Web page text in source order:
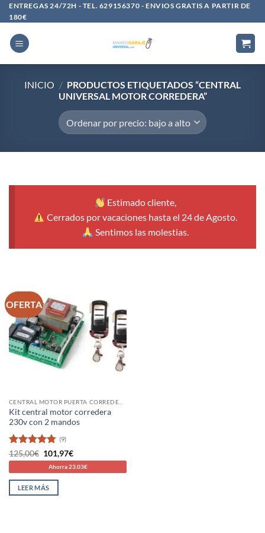
Saltar
al
contenido
ENTREGAS 24/72H - TEL. 629156370 - ENVIOS GRATIS A PARTIR DE
180€
INICIO / PRODUCTOS ETIQUETADOS “CENTRAL
UNIVERSAL MOTOR CORREDERA”
Estimado cliente,
Cerrados por vacaciones hasta el 24 de Agosto.
Sentimos las molestias.
OFERTA
Kit central motor corredera
230v con 2 mandos
Valorado
con4.78
de 5
(9)
125,00€ El
precio
original
era:
125,00€.
101,97€El
precio
actual
es:
Ahorra 23.03€
LEER MÁS